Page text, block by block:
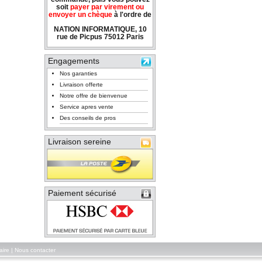
soit payer par virement ou
envoyer un chèque à l'ordre de
NATION INFORMATIQUE, 10
rue de Picpus 75012 Paris
Engagements
Nos garanties
Livraison offerte
Notre offre de bienvenue
Service apres vente
Des conseils de pros
Livraison sereine
Paiement sécurisé
Nous contacter